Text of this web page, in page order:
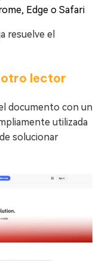
Edge o Safari
resuelve el
otro lector
documento con un
utilizada
solucionar